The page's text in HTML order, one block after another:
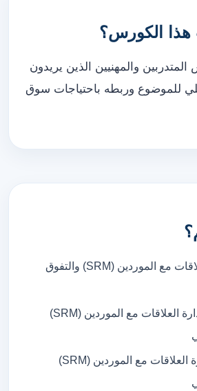
الكورس؟
والمهنيين الذين يريدون
للموضوع وربطه باحتياجات سوق
كورس إدارة العلاقات مع الموردين (SRM) والتفوق
كورس كورس إدارة العلاقات مع الموردين (SRM)
دورة كورس إدارة العلاقات مع الموردين (SRM)